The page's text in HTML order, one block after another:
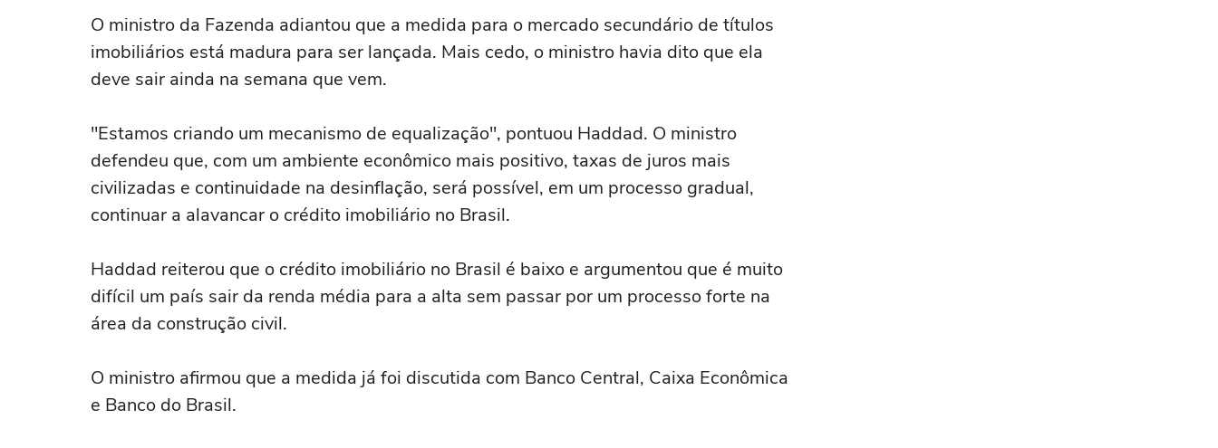
O ministro da Fazenda adiantou que a medida para o mercado secundário de títulos
imobiliários está madura para ser lançada. Mais cedo, o ministro havia dito que ela
deve sair ainda na semana que vem.
"Estamos criando um mecanismo de equalização", pontuou Haddad. O ministro
defendeu que, com um ambiente econômico mais positivo, taxas de juros mais
civilizadas e continuidade na desinflação, será possível, em um processo gradual,
continuar a alavancar o crédito imobiliário no Brasil.
Haddad reiterou que o crédito imobiliário no Brasil é baixo e argumentou que é muito
difícil um país sair da renda média para a alta sem passar por um processo forte na
área da construção civil.
O ministro afirmou que a medida já foi discutida com Banco Central, Caixa Econômica
e Banco do Brasil.